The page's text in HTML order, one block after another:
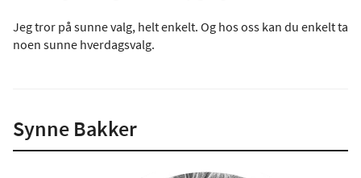
Jeg tror på sunne valg, helt enkelt. Og hos oss kan du enkelt ta
noen sunne hverdagsvalg.
Synne Bakker